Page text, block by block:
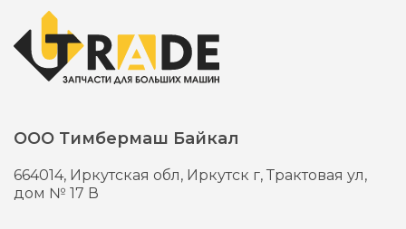
ООО Тимбермаш Байкал
664014, Иркутская обл, Иркутск г,Трактовая ул,
дом № 17 В